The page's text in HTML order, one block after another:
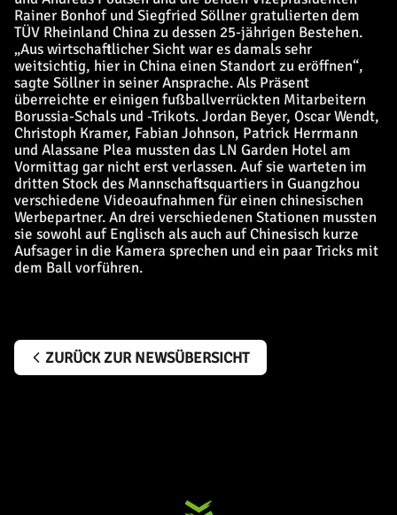
Rainer Bonhof und Siegfried Söllner gratulierten dem
TÜV Rheinland China zu dessen 25-jährigen Bestehen.
„Aus wirtschaftlicher Sicht war es damals sehr
weitsichtig, hier in China einen Standort zu eröffnen“,
sagte Söllner in seiner Ansprache. Als Präsent
überreichte er einigen fußballverrückten Mitarbeitern
Borussia-Schals und -Trikots. Jordan Beyer, Oscar Wendt,
Christoph Kramer, Fabian Johnson, Patrick Herrmann
und Alassane Plea mussten das LN Garden Hotel am
Vormittag gar nicht erst verlassen. Auf sie warteten im
dritten Stock des Mannschaftsquartiers in Guangzhou
verschiedene Videoaufnahmen für einen chinesischen
Werbepartner. An drei verschiedenen Stationen mussten
sie sowohl auf Englisch als auch auf Chinesisch kurze
Aufsager in die Kamera sprechen und ein paar Tricks mit
dem Ball vorführen.
ZURÜCK ZUR NEWSÜBERSICHT